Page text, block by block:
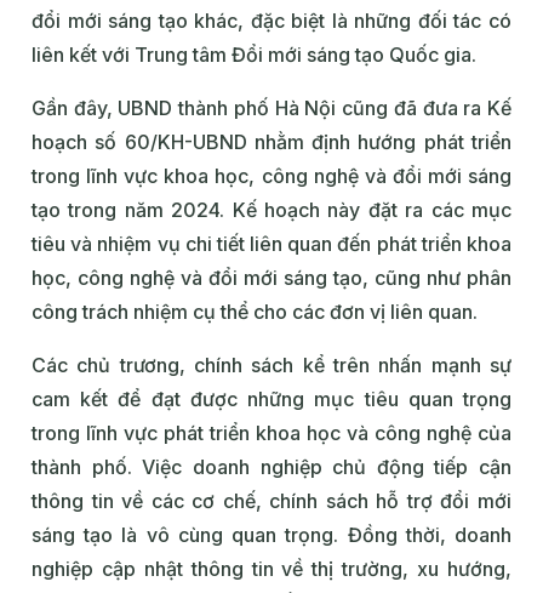
đổi mới sáng tạo khác, đặc biệt là những đối tác có
liên kết với Trung tâm Đổi mới sáng tạo Quốc gia.
Gần đây, UBND thành phố Hà Nội cũng đã đưa ra Kế
hoạch số 60/KH-UBND nhằm định hướng phát triển
trong lĩnh vực khoa học, công nghệ và đổi mới sáng
tạo trong năm 2024. Kế hoạch này đặt ra các mục
tiêu và nhiệm vụ chi tiết liên quan đến phát triển khoa
học, công nghệ và đổi mới sáng tạo, cũng như phân
công trách nhiệm cụ thể cho các đơn vị liên quan.
Các chủ trương, chính sách kể trên nhấn mạnh sự
cam kết để đạt được những mục tiêu quan trọng
trong lĩnh vực phát triển khoa học và công nghệ của
thành phố. Việc doanh nghiệp chủ động tiếp cận
thông tin về các cơ chế, chính sách hỗ trợ đổi mới
sáng tạo là vô cùng quan trọng. Đồng thời, doanh
nghiệp cập nhật thông tin về thị trường, xu hướng,